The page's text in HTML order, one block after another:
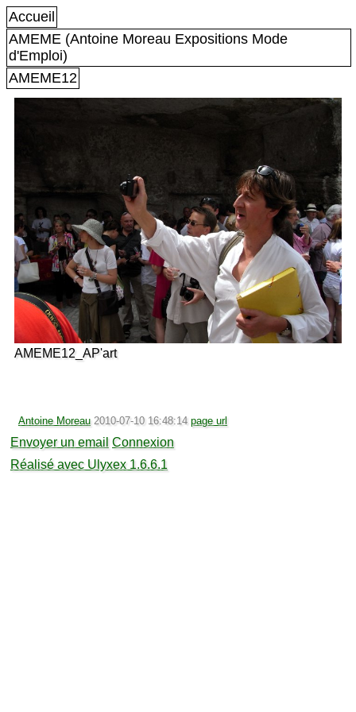
Accueil
AMEME (Antoine Moreau Expositions Mode
d'Emploi)
AMEME12
AMEME12_AP'art
Antoine Moreau 2010-07-10 16:48:14 page url
Envoyer un email Connexion
Réalisé avec Ulyxex 1.6.6.1